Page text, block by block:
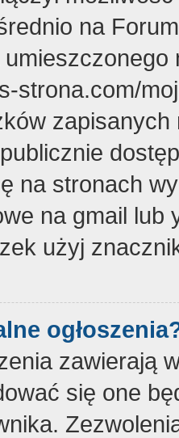
na
strona.com/
na stronach
na gmail lub
użyj
zawierają
się one